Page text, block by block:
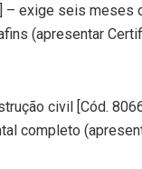
– exige seis meses
(apresentar
civil [Cód.
completo